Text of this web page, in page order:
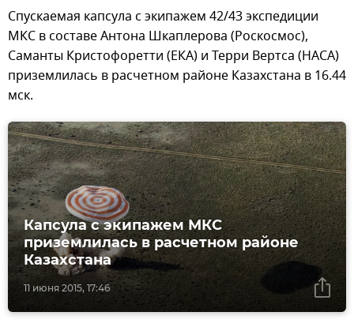
Спускаемая капсула с экипажем 42/43 экспедиции
МКС в составе Антона Шкаплерова (Роскосмос),
Саманты Кристофоретти (ЕКА) и Терри Вертса (НАСА)
приземлилась в расчетном районе Казахстана в 16.44
мск.
11 июня 2015, 17:46
Капсула с экипажем МКС
приземлилась в расчетном районе
Казахстана